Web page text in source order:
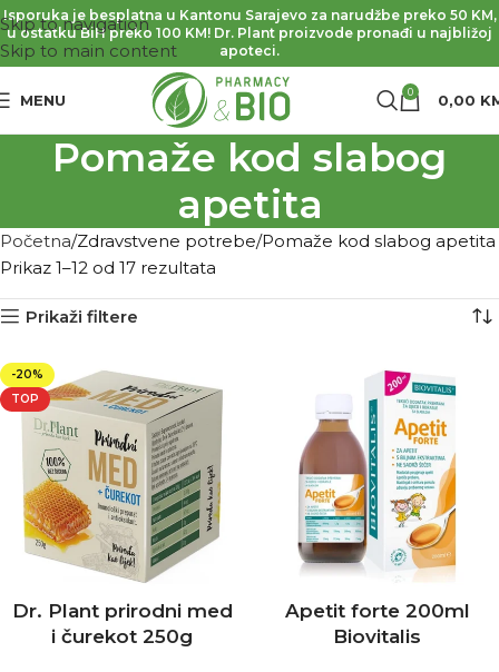
Skip to navigation
Skip to main content
Isporuka je besplatna u Kantonu Sarajevo za narudžbe preko 50 KM,
u ostatku BiH preko 100 KM! Dr. Plant proizvode pronađi u najbližoj
apoteci.
MENU 0 0,00
Pomaže kod slabog
apetita
Početna Zdravstvene potrebe Pomaže kod slabog apetita
Prikaz 1–12 od 17 rezultata
Prikaži filtere
-20%
TOP
Dr. Plant prirodni med
i čurekot 250g
Apetit forte 200ml
Biovitalis